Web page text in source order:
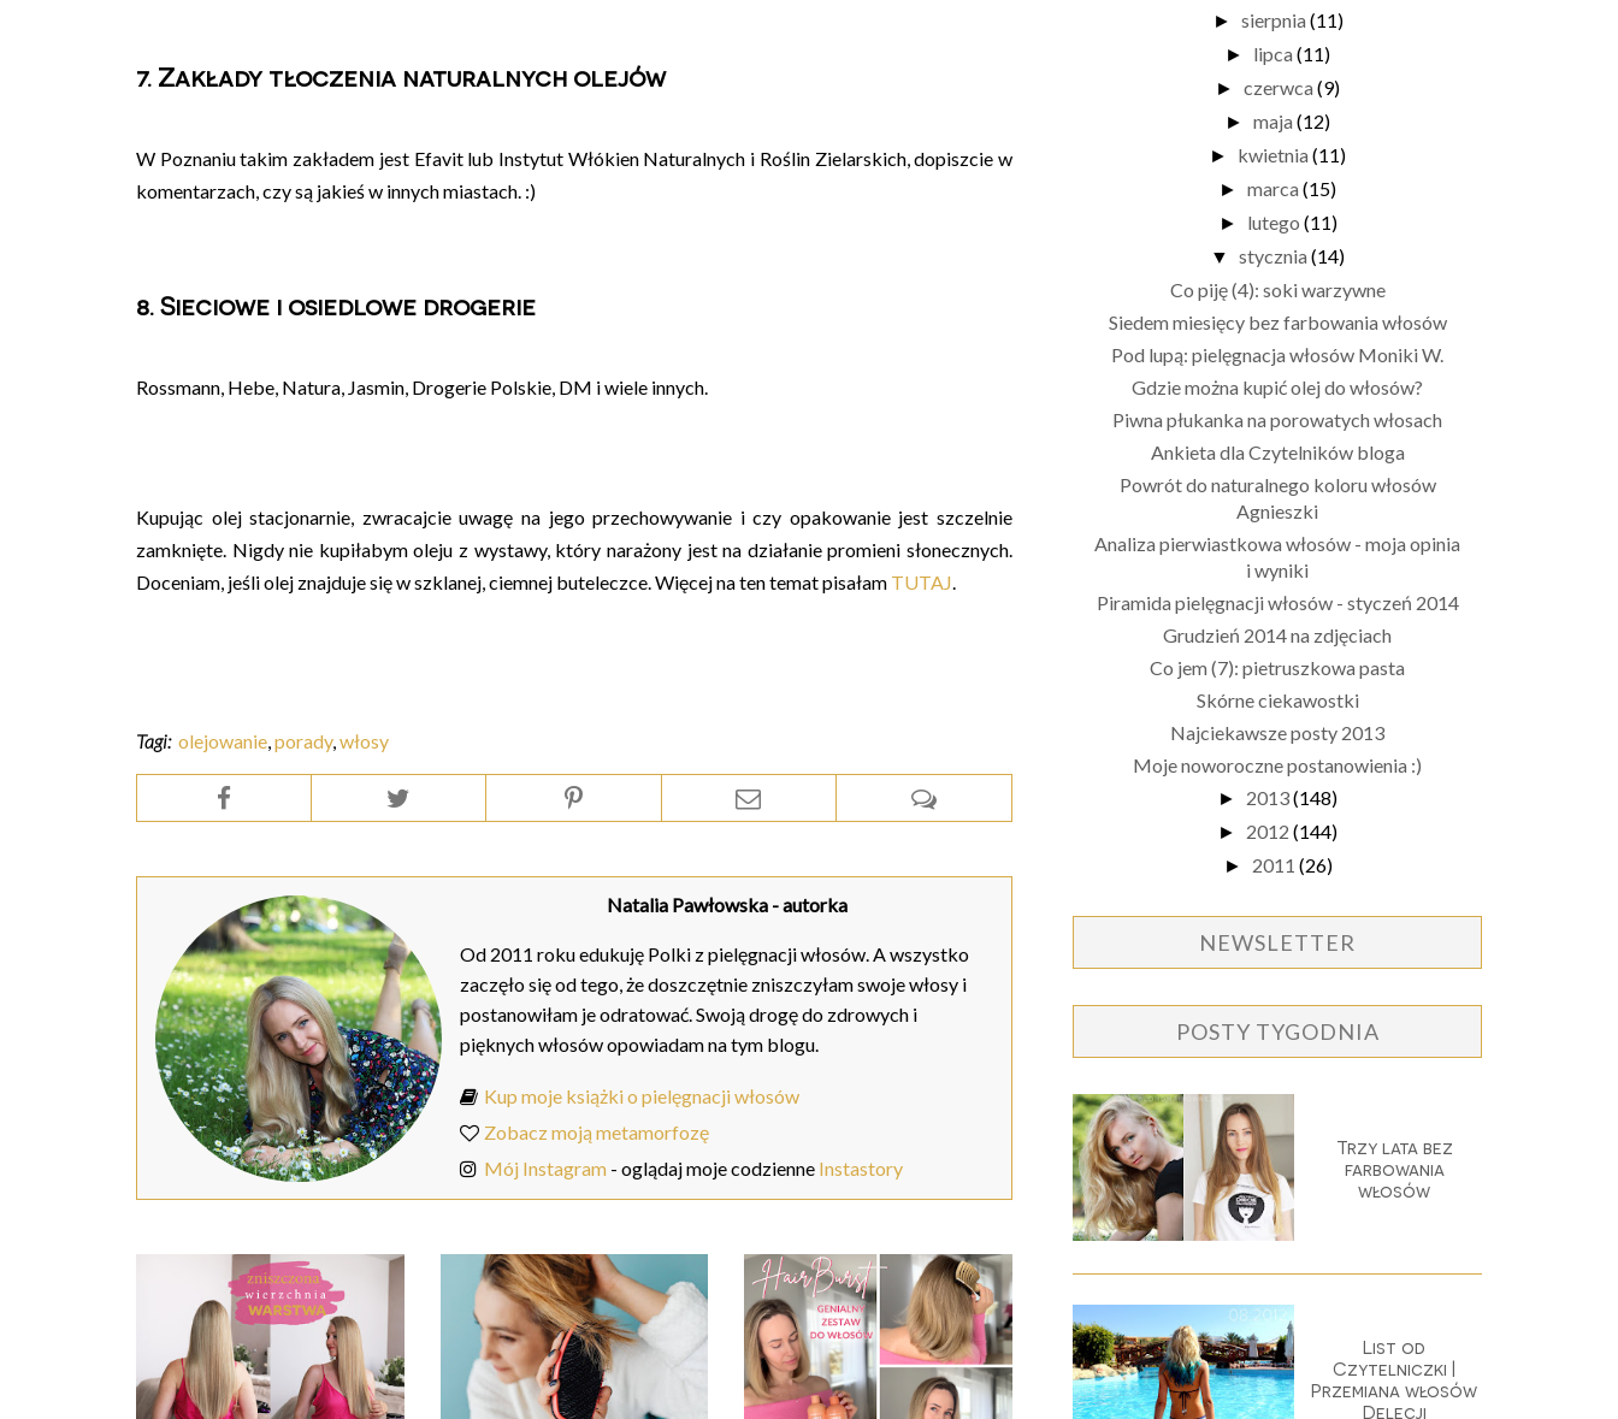
7. Zakłady tłoczenia naturalnych olejów
W Poznaniu takim zakładem jest Efavit lub Instytut Włókien Naturalnych i Roślin Zielarskich, dopiszcie w
komentarzach, czy są jakieś w innych miastach. :)
8. Sieciowe i osiedlowe drogerie
Rossmann, Hebe, Natura, Jasmin, Drogerie Polskie, DM i wiele innych.
Kupując olej stacjonarnie, zwracajcie uwagę na jego przechowywanie i czy opakowanie jest szczelnie
zamknięte. Nigdy nie kupiłabym oleju z wystawy, który narażony jest na działanie promieni słonecznych.
Doceniam, jeśli olej znajduje się w szklanej, ciemnej buteleczce. Więcej na ten temat pisałam TUTAJ.
Tagi: olejowanie,porady,włosy
Natalia Pawłowska- autorka
Od 2011 roku edukuję Polki z pielęgnacji włosów. A wszystko
zaczęło się od tego, że doszczętnie zniszczyłam swoje włosy i
postanowiłam je odratować. Swoją drogę do zdrowych i
pięknych włosów opowiadam na tym blogu.
Kup moje książki o pielęgnacji włosów
Zobacz moją metamorfozę
Mój Instagram - oglądaj moje codzienne Instastory
► sierpnia (11)
► lipca (11)
► czerwca (9)
► maja (12)
► kwietnia (11)
► marca (15)
► lutego (11)
▼ stycznia (14)
Co piję (4): soki warzywne
Siedem miesięcy bez farbowania włosów
Pod lupą: pielęgnacja włosów Moniki W.
Gdzie można kupić olej do włosów?
Piwna płukanka na porowatych włosach
Ankieta dla Czytelników bloga
Powrót do naturalnego koloru włosów
Agnieszki
Analiza pierwiastkowa włosów - moja opinia
i wyniki
Piramida pielęgnacji włosów - styczeń 2014
Grudzień 2014 na zdjęciach
Co jem (7): pietruszkowa pasta
Skórne ciekawostki
Najciekawsze posty 2013
Moje noworoczne postanowienia :)
► 2013(148)
► 2012 (144)
► 2011 (26)
NEWSLETTER
POSTY TYGODNIA
Trzy lata bez
farbowania
włosów
List od
Czytelniczki |
Przemiana włosów
Delecji